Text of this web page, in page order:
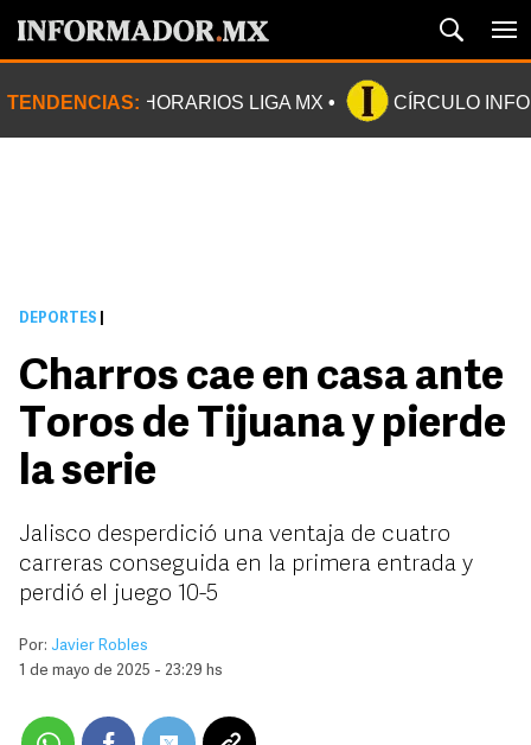
TENDENCIAS: HORARIOS LIGA MX CÍRCULO
DEPORTES
Charros cae en casa ante
Toros de Tijuana y pierde
la serie
Jalisco desperdició una ventaja de cuatro
carreras conseguida en la primera entrada y
perdió el juego 10-5
Por: Javier Robles
1 de mayo de 2025 - 23:29 hs